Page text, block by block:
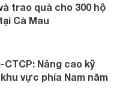
trao quà cho 300 hộ
Cà Mau
Nâng cao kỹ
vực phía Nam năm